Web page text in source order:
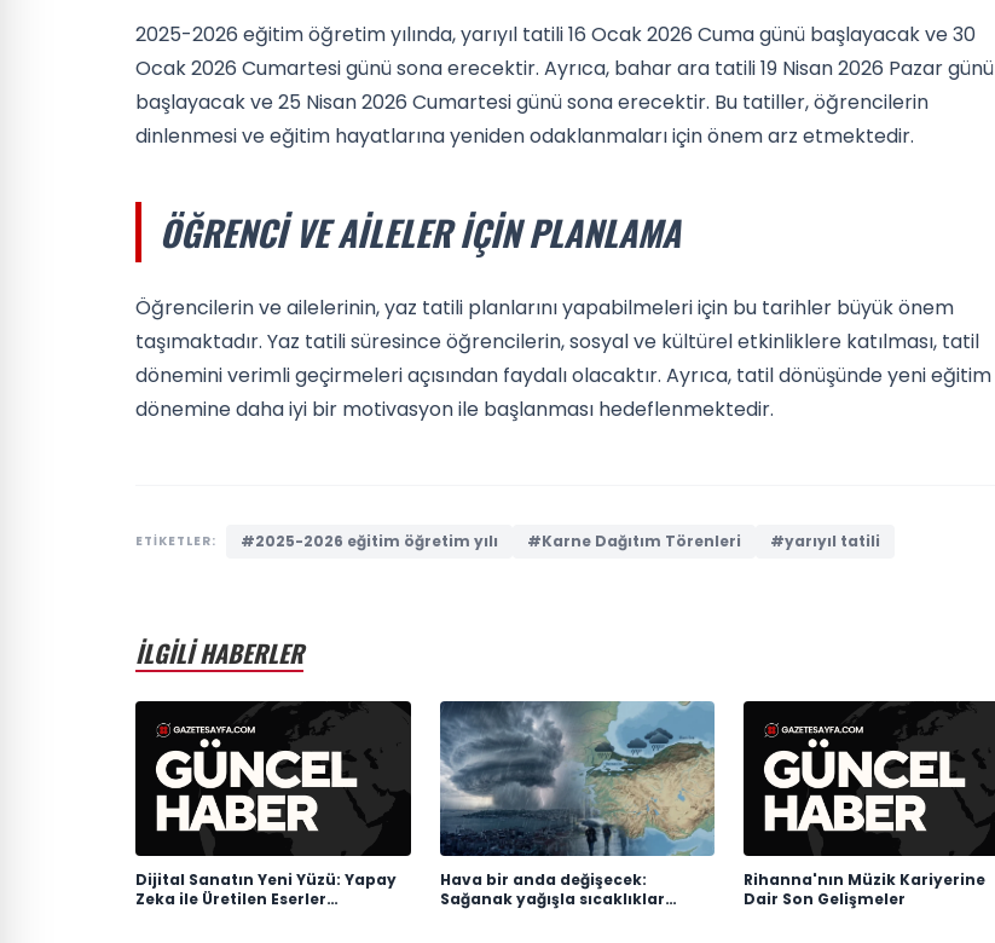
2025-2026 eğitim öğretim yılında, yarıyıl tatili 16 Ocak 2026 Cuma günü başlayacak ve 30
Ocak 2026 Cumartesi günü sona erecektir. Ayrıca, bahar ara tatili 19 Nisan 2026 Pazar günü
başlayacak ve 25 Nisan 2026 Cumartesi günü sona erecektir. Bu tatiller, öğrencilerin
dinlenmesi ve eğitim hayatlarına yeniden odaklanmaları için önem arz etmektedir.
ÖĞRENCI VE AILELER İÇIN PLANLAMA
Öğrencilerin ve ailelerinin, yaz tatili planlarını yapabilmeleri için bu tarihler büyük önem
taşımaktadır. Yaz tatili süresince öğrencilerin, sosyal ve kültürel etkinliklere katılması, tatil
dönemini verimli geçirmeleri açısından faydalı olacaktır. Ayrıca, tatil dönüşünde yeni eğitim
dönemine daha iyi bir motivasyon ile başlanması hedeflenmektedir.
ETİKETLER: #2025-2026 eğitim öğretim yılı #Karne Dağıtım Törenleri #yarıyıl tatili
İLGİLİ HABERLER
Dijital Sanatın Yeni Yüzü: Yapay
Zeka ile Üretilen Eserler
Hava bir anda değişecek:
Sağanak yağışla sıcaklıklar
Rihanna'nın Müzik Kariyerine
Dair Son Gelişmeler